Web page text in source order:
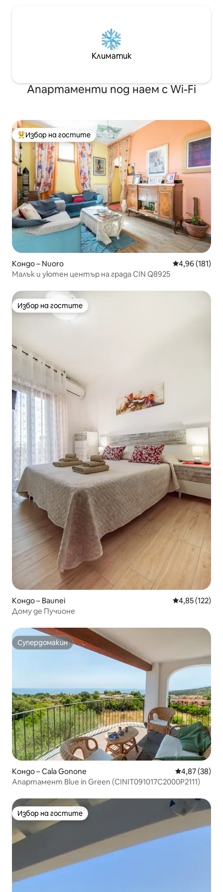
Климатик
Апартаменти под наем с Wi-Fi
Най-популярен избор на гостите
Избор на гостите
Кондо – Nuoro Средна
4,96 (181)
Малък и уютен център на града CIN Q8925
Избор на гостите
Избор на гостите
Кондо – Baunei Средна
4,85 (122)
Дому де Пучионе
Супердомакин
Супердомакин
Кондо – Cala Gonone Средна
4,87 (38)
Апартамент Blue in Green (CINIT091017C2000P2111)
Избор на гостите
Избор на гостите